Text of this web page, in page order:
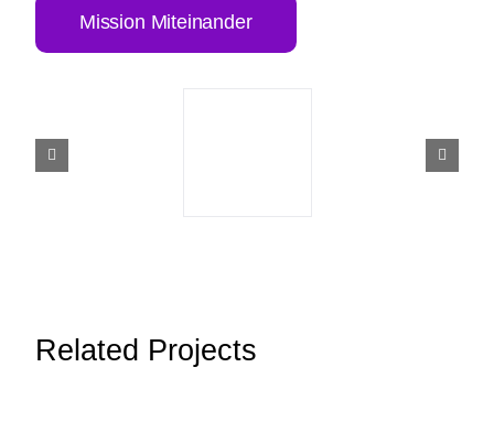
Mission Miteinander
Related Projects